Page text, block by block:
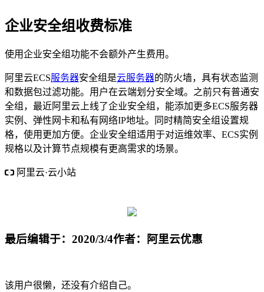
企业安全组收费标准
使用企业安全组功能不会额外产生费用。
阿里云ECS服务器安全组是云服务器的防火墙，具有状态监测
和数据包过滤功能。用户在云端划分安全域。之前只有普通安
全组，最近阿里云上线了企业安全组，能添加更多ECS服务器
实例、弹性网卡和私有网络IP地址。同时精简安全组设置规
格，使用更加方便。企业安全组适用于对运维效率、ECS实例
规格以及计算节点规模有更高需求的场景。
阿里云·云小站
最后编辑于：2020/3/4作者：阿里云优惠
该用户很懒，还没有介绍自己。